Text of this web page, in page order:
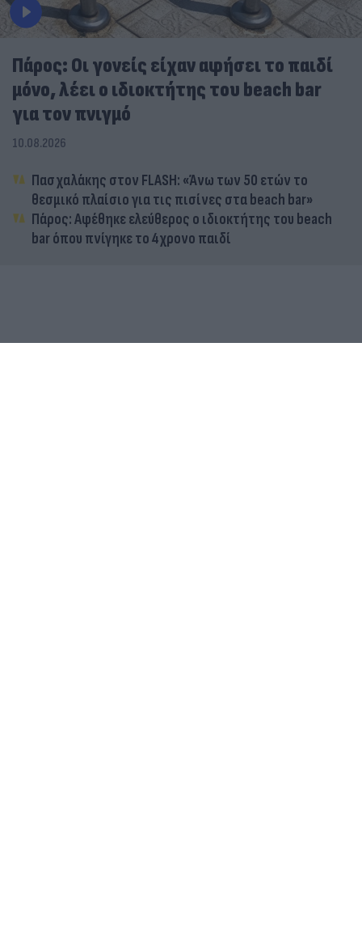
Πάρος: Οι γονείς είχαν αφήσει το παιδί
μόνο, λέει ο ιδιοκτήτης του beach bar
για τον πνιγμό
10.08.2026
Πασχαλάκης στον FLASH: «Άνω των 50 ετών το
θεσμικό πλαίσιο για τις πισίνες στα beach bar»
Πάρος: Αφέθηκε ελεύθερος ο ιδιοκτήτης του beach
bar όπου πνίγηκε το 4χρονο παιδί